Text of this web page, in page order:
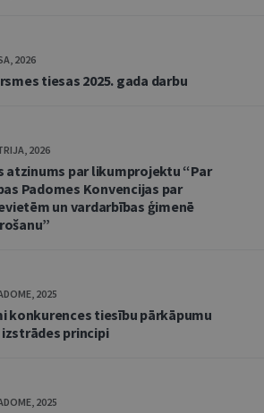
2026
tiesas 2025. gada darbu
2026
atzinums par likumprojektu “Par
Padomes Konvencijas par
un vardarbības ģimenē
2025
konkurences tiesību pārkāpumu
principi
2025